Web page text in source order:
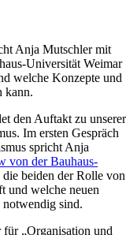
Anja Mutschler mit
Universität Weimar
welche Konzepte und
kann.
den Auftakt zu unserer
Im ersten Gespräch
spricht Anja
von der Bauhaus-
beiden der Rolle von
und welche neuen
sind.
„Organisation und